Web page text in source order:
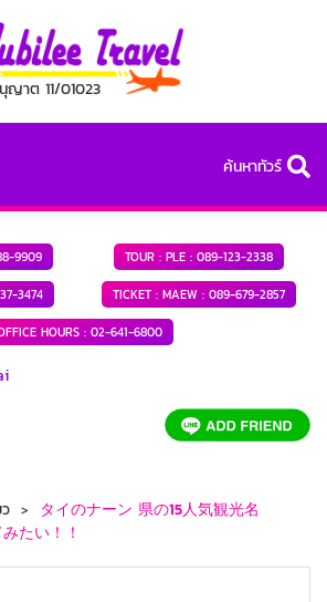
ญาต 11/01023
ค้นหาทัวร์
9909 TOUR : PLE : 089-123-2338
3474 TICKET : MAEW : 089-679-2857
HOURS : 02-641-6800
タイのナーン 県の15人気観光名
たい！！